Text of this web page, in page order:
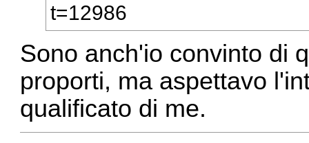
t=12986
Sono anch'io convinto di
proporti, ma aspettavo
qualificato di me.